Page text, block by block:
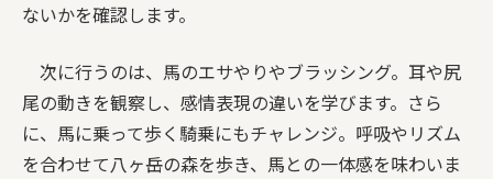
ないかを確認します。
次に行うのは、馬のエサやりやブラッシング。耳や尻
尾の動きを観察し、感情表現の違いを学びます。さら
に、馬に乗って歩く騎乗にもチャレンジ。呼吸やリズム
を合わせて八ヶ岳の森を歩き、馬との一体感を味わいま